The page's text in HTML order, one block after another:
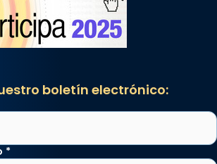
boletín electrónico:
*